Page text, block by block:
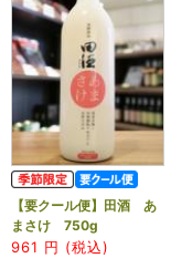
【要クール便】田酒 あ
まさけ 750g
961 円 (税込)